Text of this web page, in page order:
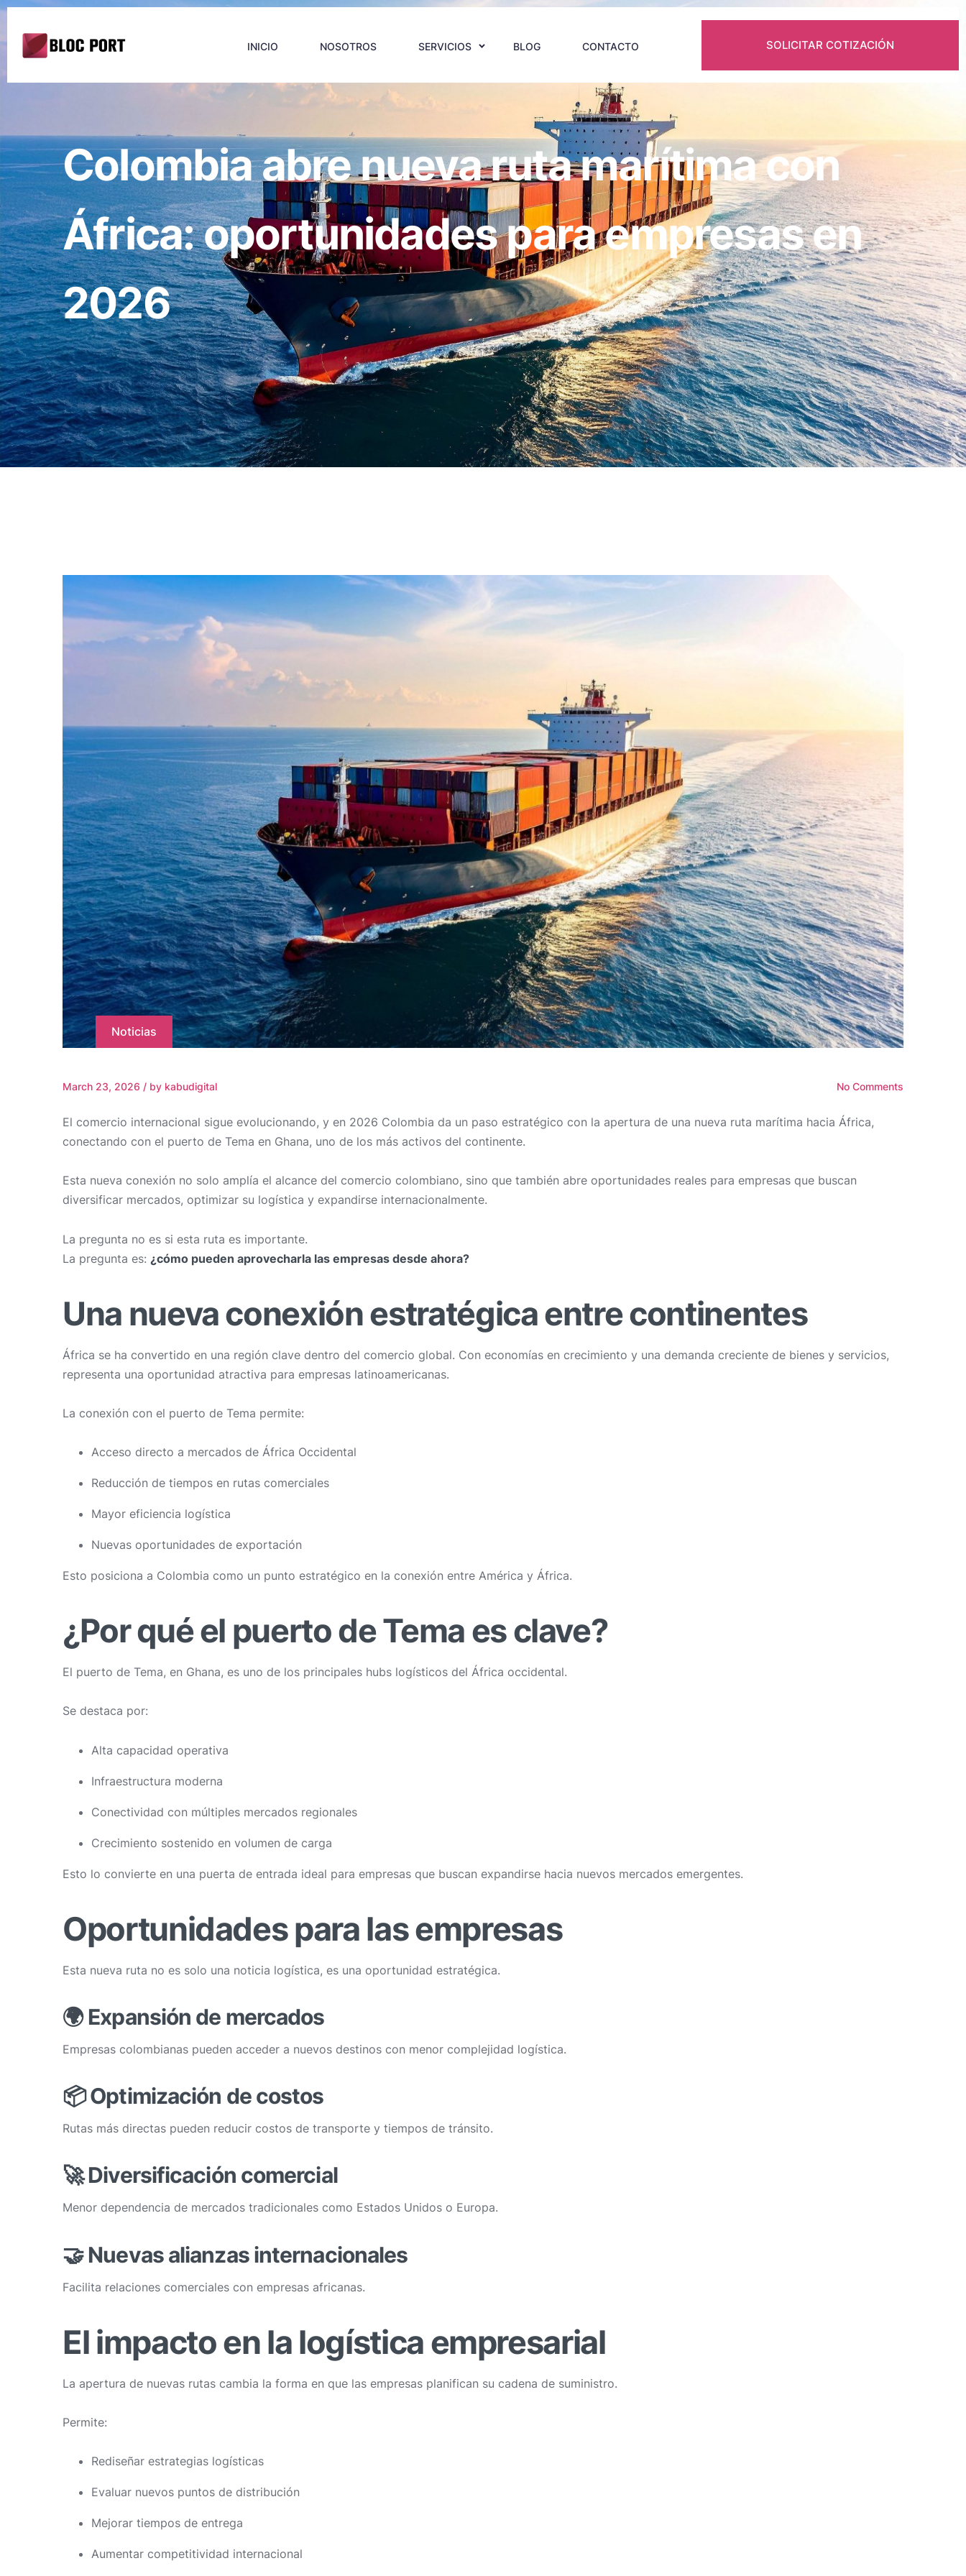
INICIO NOSOTROS SERVICIOS BLOG CONTACTO SOLICITAR COTIZACIÓN
Colombia abre nueva ruta marítima con
África: oportunidades para empresas en
2026
Noticias
March 23, 2026 / by kabudigital No Comments
El comercio internacional sigue evolucionando, y en 2026 Colombia da un paso estratégico con la apertura de una nueva ruta marítima hacia África,
conectando con el puerto de Tema en Ghana, uno de los más activos del continente.
Esta nueva conexión no solo amplía el alcance del comercio colombiano, sino que también abre oportunidades reales para empresas que buscan
diversificar mercados, optimizar su logística y expandirse internacionalmente.
La pregunta no es si esta ruta es importante.
La pregunta es: ¿cómo pueden aprovecharla las empresas desde ahora?
Una nueva conexión estratégica entre continentes
África se ha convertido en una región clave dentro del comercio global. Con economías en crecimiento y una demanda creciente de bienes y servicios,
representa una oportunidad atractiva para empresas latinoamericanas.
La conexión con el puerto de Tema permite:
Acceso directo a mercados de África Occidental
Reducción de tiempos en rutas comerciales
Mayor eficiencia logística
Nuevas oportunidades de exportación
Esto posiciona a Colombia como un punto estratégico en la conexión entre América y África.
¿Por qué el puerto de Tema es clave?
El puerto de Tema, en Ghana, es uno de los principales hubs logísticos del África occidental.
Se destaca por:
Alta capacidad operativa
Infraestructura moderna
Conectividad con múltiples mercados regionales
Crecimiento sostenido en volumen de carga
Esto lo convierte en una puerta de entrada ideal para empresas que buscan expandirse hacia nuevos mercados emergentes.
Oportunidades para las empresas
Esta nueva ruta no es solo una noticia logística, es una oportunidad estratégica.
🌍 Expansión de mercados
Empresas colombianas pueden acceder a nuevos destinos con menor complejidad logística.
📦 Optimización de costos
Rutas más directas pueden reducir costos de transporte y tiempos de tránsito.
🚀 Diversificación comercial
Menor dependencia de mercados tradicionales como Estados Unidos o Europa.
🤝 Nuevas alianzas internacionales
Facilita relaciones comerciales con empresas africanas.
El impacto en la logística empresarial
La apertura de nuevas rutas cambia la forma en que las empresas planifican su cadena de suministro.
Permite:
Rediseñar estrategias logísticas
Evaluar nuevos puntos de distribución
Mejorar tiempos de entrega
Aumentar competitividad internacional